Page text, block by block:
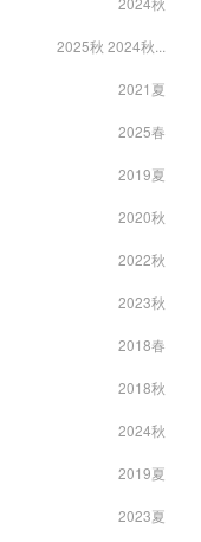
2025秋 2024秋...
2021夏
2025春
2019夏
2020秋
2022秋
2023秋
2018春
2018秋
2024秋
2019夏
2023夏